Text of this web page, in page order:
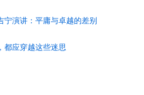
宁演讲：平庸与卓越的差别
都应穿越这些迷思